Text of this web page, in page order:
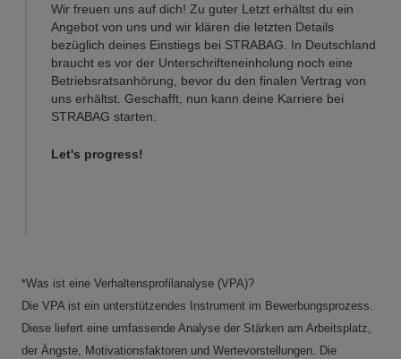
Wir freuen uns auf dich! Zu guter Letzt erhältst du ein
Angebot von uns und wir klären die letzten Details
bezüglich deines Einstiegs bei STRABAG. In Deutschland
braucht es vor der Unterschrifteneinholung noch eine
Betriebsratsanhörung, bevor du den finalen Vertrag von
uns erhältst. Geschafft, nun kann deine Karriere bei
STRABAG starten.
Let's progress!
*Was ist eine Verhaltensprofilanalyse (VPA)?
Die VPA ist ein unterstützendes Instrument im Bewerbungsprozess.
Diese liefert eine umfassende Analyse der Stärken am Arbeitsplatz,
der Ängste, Motivationsfaktoren und Wertevorstellungen. Die